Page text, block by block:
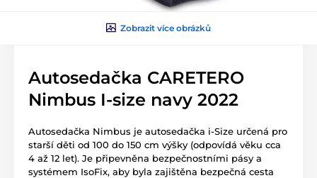
Zobrazit více obrázků
Autosedačka CARETERO
Nimbus I-size navy 2022
Autosedačka Nimbus je autosedačka i-Size určená pro
starší děti od 100 do 150 cm výšky (odpovídá věku cca
4 až 12 let). Je připevněna bezpečnostními pásy a
systémem IsoFix, aby byla zajištěna bezpečná cesta